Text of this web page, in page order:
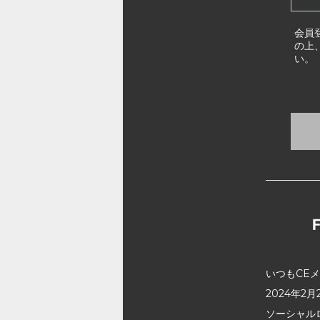
会員
の上
い。
いつもCE
2024年2月
ソーシャ